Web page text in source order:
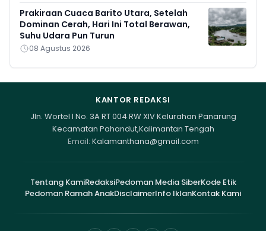
Prakiraan Cuaca Barito Utara, Setelah
Dominan Cerah, Hari Ini Total Berawan,
Suhu Udara Pun Turun
08 Agustus 2026
KANTOR REDAKSI
Jln. Wortel I No. 3A RT 004 RW XIV Kelurahan Panarung
Kecamatan Pahandut,Kalimantan Tengah
Email: Kalamanthana@gmail.com
Tentang KamiRedaksiPedoman Media SiberKode Etik
Pedoman Ramah AnakDisclaimerInfo IklanKontak Kami